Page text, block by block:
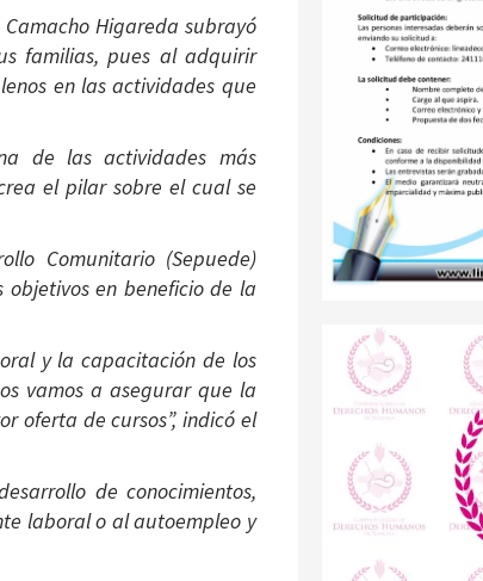
Higareda subrayó
familias, pues al adquirir
en las actividades que
de las actividades más
el pilar sobre el cual se
Comunitario (Sepuede)
en beneficio de la
y la capacitación de los
vamos a asegurar que la
oferta de cursos”, indicó el
de conocimientos,
laboral o al autoempleo y